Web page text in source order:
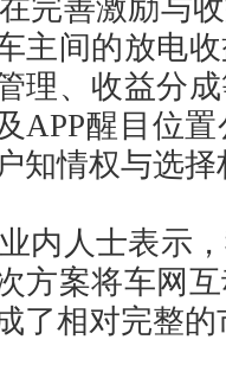
在完善激励与
主间的放电
理、收益分
APP醒目位
知情权与选择
业内人士表示
方案将车网
了相对完整